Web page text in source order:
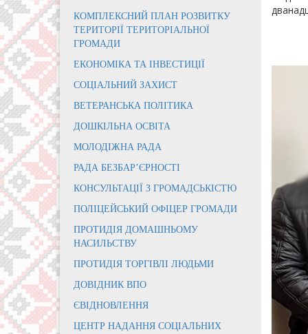
КОМПЛЕКСНИЙ ПЛАН РОЗВИТКУ
ТЕРИТОРІЇ ТЕРИТОРІАЛЬНОЇ
ГРОМАДИ
ЕКОНОМІКА ТА ІНВЕСТИЦІЇ
СОЦІАЛЬНИЙ ЗАХИСТ
ВЕТЕРАНСЬКА ПОЛІТИКА
ДОШКІЛЬНА ОСВІТА
МОЛОДІЖНА РАДА
РАДА БЕЗБАР’ЄРНОСТІ
КОНСУЛЬТАЦІЇ З ГРОМАДСЬКІСТЮ
ПОЛІЦЕЙСЬКИЙ ОФІЦЕР ГРОМАДИ
ПРОТИДІЯ ДОМАШНЬОМУ
НАСИЛЬСТВУ
ПРОТИДІЯ ТОРГІВЛІ ЛЮДЬМИ
ДОВІДНИК ВПО
ЄВІДНОВЛЕННЯ
ЦЕНТР НАДАННЯ СОЦІАЛЬНИХ